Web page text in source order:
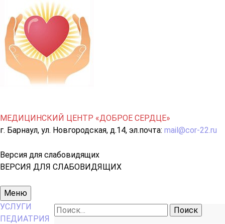
МЕДИЦИНСКИЙ ЦЕНТР «ДОБРОЕ СЕРДЦЕ»
г. Барнаул, ул. Новгородская, д.14, эл.почта: mail@cor-22.ru
Версия для слабовидящих
ВЕРСИЯ ДЛЯ СЛАБОВИДЯЩИХ
Основное
меню
Меню
Найти:
УСЛУГИ
ПЕДИАТРИЯ